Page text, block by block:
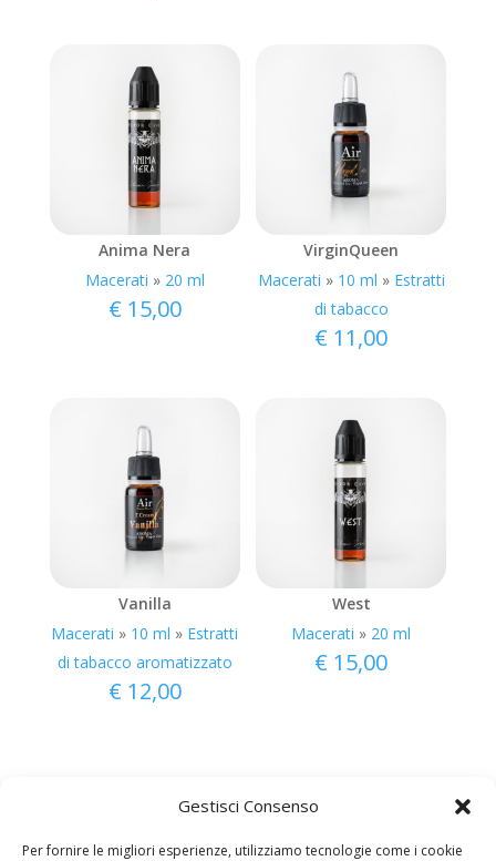
Gestisci Consenso
Per fornire le migliori esperienze, utilizziamo tecnologie come i cookie
Anima Nera
Macerati » 20 ml
€ 15,00
VirginQueen
Macerati » 10 ml » Estratti
di tabacco
€ 11,00
Vanilla
Macerati » 10 ml » Estratti
di tabacco aromatizzato
€ 12,00
West
Macerati » 20 ml
€ 15,00